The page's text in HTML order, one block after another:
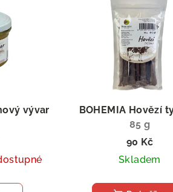
vývar
BOHEMIA Hovězí
85 g
90 Kč
Skladem